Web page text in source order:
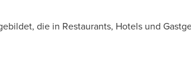
die in Restaurants, Hotels und